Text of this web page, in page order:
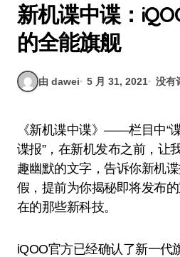
新机谍中谍：
的全能旗舰
由 dawei 5 月 31, 2021 没有
《新机谍中谍》——栏目中“谍中谍”寓意“谍报中的
谍报”，在新机发布之前，让
趣幽默的文字，告诉你新机
假，提前为你揭秘即将发布
在的那些新科技。
iQOO官方已经确认了新一代